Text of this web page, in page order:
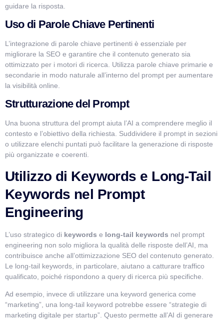
guidare la risposta.
Uso di Parole Chiave Pertinenti
L’integrazione di parole chiave pertinenti è essenziale per
migliorare la SEO e garantire che il contenuto generato sia
ottimizzato per i motori di ricerca. Utilizza parole chiave primarie e
secondarie in modo naturale all’interno del prompt per aumentare
la visibilità online.
Strutturazione del Prompt
Una buona struttura del prompt aiuta l’AI a comprendere meglio il
contesto e l’obiettivo della richiesta. Suddividere il prompt in sezioni
o utilizzare elenchi puntati può facilitare la generazione di risposte
più organizzate e coerenti.
Utilizzo di Keywords e Long-Tail
Keywords nel Prompt
Engineering
L’uso strategico di keywords e long-tail keywords nel prompt
engineering non solo migliora la qualità delle risposte dell’AI, ma
contribuisce anche all’ottimizzazione SEO del contenuto generato.
Le long-tail keywords, in particolare, aiutano a catturare traffico
qualificato, poiché rispondono a query di ricerca più specifiche.
Ad esempio, invece di utilizzare una keyword generica come
“marketing”, una long-tail keyword potrebbe essere “strategie di
marketing digitale per startup”. Questo permette all’AI di generare